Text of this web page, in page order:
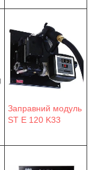
Заправний модуль
ST E 120 K33